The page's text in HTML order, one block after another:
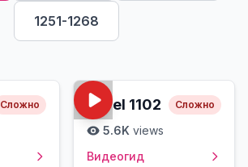
1251-1268
Сложно Level 1102 Сложно
5.6K views
Видеогид